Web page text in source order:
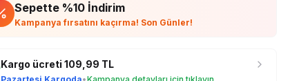
Sepette %10 İndirim
Kampanya fırsatını kaçırma! Son Günler!
Kargo ücreti109,99 TL